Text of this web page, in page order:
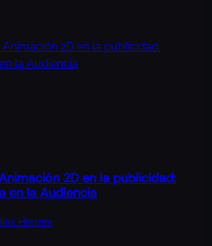
2D en la publicidad:
en la Audiencia
Herrera